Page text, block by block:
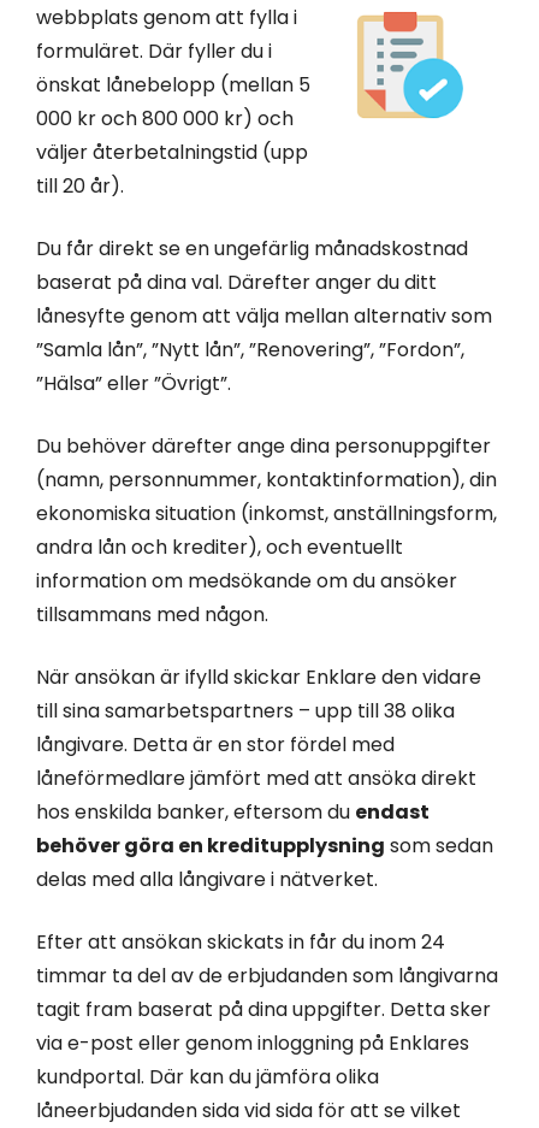
webbplats genom att fylla i
formuläret. Där fyller du i
önskat lånebelopp (mellan 5
000 kr och 800 000 kr) och
väljer återbetalningstid (upp
till 20 år).
Du får direkt se en ungefärlig månadskostnad
baserat på dina val. Därefter anger du ditt
lånesyfte genom att välja mellan alternativ som
”Samla lån”, ”Nytt lån”, ”Renovering”, ”Fordon”,
”Hälsa” eller ”Övrigt”.
Du behöver därefter ange dina personuppgifter
(namn, personnummer, kontaktinformation), din
ekonomiska situation (inkomst, anställningsform,
andra lån och krediter), och eventuellt
information om medsökande om du ansöker
tillsammans med någon.
När ansökan är ifylld skickar Enklare den vidare
till sina samarbetspartners – upp till 38 olika
långivare. Detta är en stor fördel med
låneförmedlare jämfört med att ansöka direkt
hos enskilda banker, eftersom du endast
behöver göra en kreditupplysning som sedan
delas med alla långivare i nätverket.
Efter att ansökan skickats in får du inom 24
timmar ta del av de erbjudanden som långivarna
tagit fram baserat på dina uppgifter. Detta sker
via e-post eller genom inloggning på Enklares
kundportal. Där kan du jämföra olika
låneerbjudanden sida vid sida för att se vilket